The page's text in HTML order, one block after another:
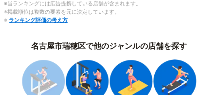
※当ランキングには広告提携している店舗が含まれます。
※掲載順位は複数の要素を元に決定しています。
※ ランキング評価の考え方
名古屋市瑞穂区で他のジャンルの店舗を探す